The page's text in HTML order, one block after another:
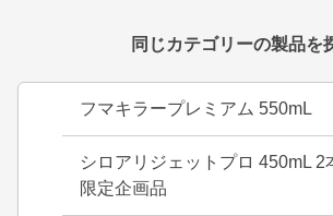
同じカテゴリーの製品を
フマキラープレミアム 550mL
シロアリジェットプロ 450mL 2
限定企画品